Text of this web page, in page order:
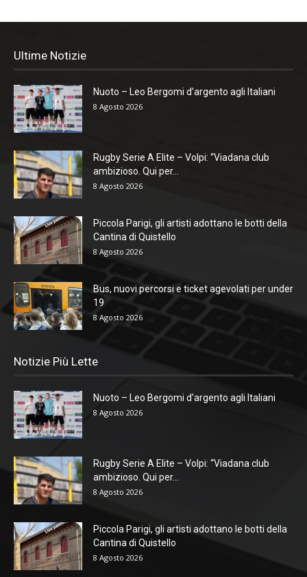
Ultime Notizie
Nuoto – Leo Bergomi d’argento agli Italiani
8 Agosto 2026
Rugby Serie A Elite – Volpi: “Viadana club
ambizioso. Qui per...
8 Agosto 2026
Piccola Parigi, gli artisti adottano le botti della
Cantina di Quistello
8 Agosto 2026
Bus, nuovi percorsi e ticket agevolati per under
19
8 Agosto 2026
Notizie Più Lette
Nuoto – Leo Bergomi d’argento agli Italiani
8 Agosto 2026
Rugby Serie A Elite – Volpi: “Viadana club
ambizioso. Qui per...
8 Agosto 2026
Piccola Parigi, gli artisti adottano le botti della
Cantina di Quistello
8 Agosto 2026